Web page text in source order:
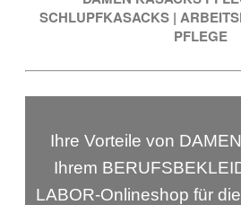
SCHLUPFKASACKS |
PFLEGE
Ihre Vorteile von
Ihrem
LABOR-Onlineshop für